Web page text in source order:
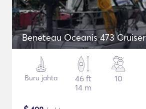
Beneteau Oceanis 473 Cruiser
Buru jahta
46 ft
14 m
10